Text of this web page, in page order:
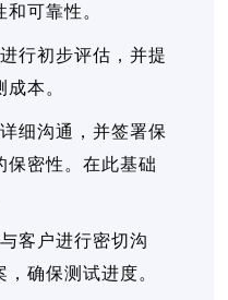
可靠性。
行初步评估，并提
本。
细沟通，并签署保
保密性。在此基础
客户进行密切沟
确保测试进度。